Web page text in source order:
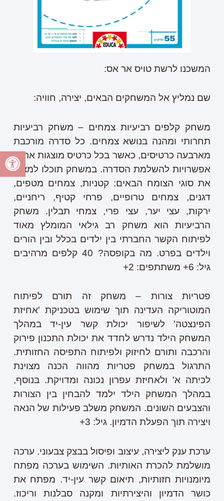
המשכנו לרשת טויס אר אס:
שם נמליץ אל המשחקים הבאים, יצירה, חוויה:
משחק קלפים רביעיות צמחים – משחק רביעיות
תחרותי ומהנה בנושא צמחים. כל סדרה מורכבת
מארבעה כרטיסים, כאשר בכל כרטיס מוצגות ארבע
אפשרויות להשלמת הסדרה. במשחק תוכלו למצוא
את סוגי הצומח הבאים: קטניות, צמחים מטפים,
דגנים, צמחים טרופיים, פרחי קטיף, ריחניים,
ירקות, עצי יער, עצי פרי, צמחי תבלין. משחק
הרביעיות הוא משחק רב גילאי המומלץ מאוד
לפיתוח הקשר החברתי בין ילדים בכלל ובין הורים
וילדים בפרט. מה בקופסה? 40 קלפים מרהיבים
גיל: 6+ משתתפים: 2+
פטריות צורות – משחק זה תורם לפיתוח
המוטוריקה העדינה תוך שימוש בטכניקת 'אחיזת
הפינצטה' לשיפור יכולת קשר עין-יד במהלך
המשחק הילד נדרש לחדד את יכולת התכנון פירוק
והרכבה ותורם לחיזוק ולפיתוח התפיסה החזותית.
התרגול במשחק פטריות מהווה הכנה מצוינת
לכיתה א' ולאחיזת עפרון נכונה ומדויקת. בנוסף,
במהלך המשחק הילד ילמד להבחין בין הצורות
והצבעים השונים. המשחק משלב פעילות של הנאה
ויצירה תוך הפעלת הדמיון. גיל: 3+
ערכת ענק ליצירה, עיצוב ופיסול בבצק צבעוני. ערכה
מושלמת להכרת האותיות. השימוש בערכה מפתח
מיומנויות חזותיות, תיאום קשר עין-יד. מפתח את
כושר הדמיון והיצירתיות ומקנה סבלנות וריכוז.